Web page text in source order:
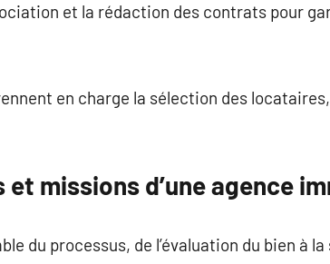
et la rédaction des contrats pour
en charge la sélection des
et missions d’une agence
du processus, de l’évaluation du bien à